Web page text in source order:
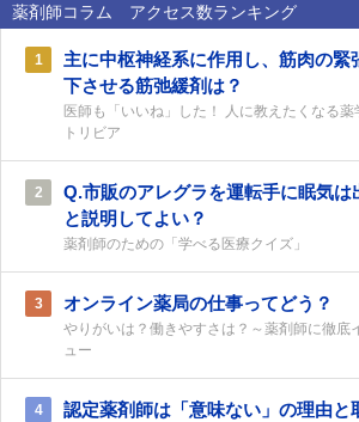
薬剤師コラム アクセス数ランキング
1
主に中枢神経系に作用し、筋肉の緊
下させる筋弛緩剤は？
医師も「いいね」した！ 人に教えたくなる薬
トリビア
2
Q.市販のアレグラを運転手に眠気は
と説明してよい？
薬剤師のための「学べる医療クイズ」
3 オンライン薬局の仕事ってどう？
やりがいは？働きやすさは？～薬剤師に徹底
ュー
4
認定薬剤師は「意味ない」の理由と